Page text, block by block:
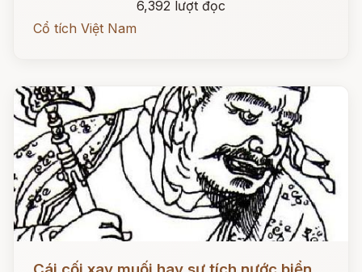
6,392 lượt đọc
Cổ tích Việt Nam